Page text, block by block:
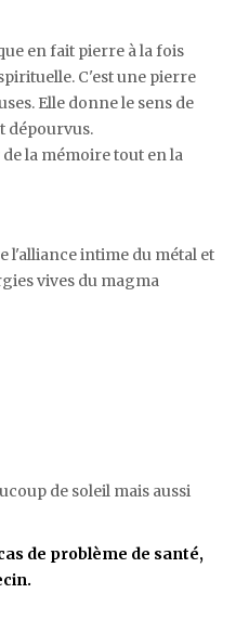
en fait pierre à la fois
C'est une pierre
Elle donne le sens de
dépourvus.
de la mémoire tout en la
l'alliance intime du métal et
vives du magma
de soleil mais aussi
de problème de santé,